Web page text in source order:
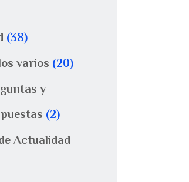
(38)
varios (20)
y
(2)
Actualidad